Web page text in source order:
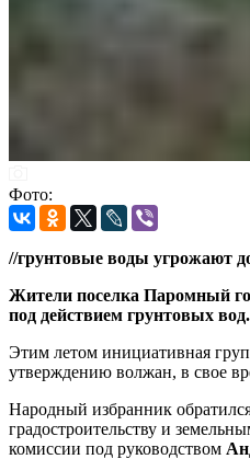
Фото:
//грунтовые воды угрожают
Жители поселка Паромный
под действием грунтовых
Этим летом инициативная
утверждению волжан, в свое
Народный избранник
градостроительству и
комиссии под руководством